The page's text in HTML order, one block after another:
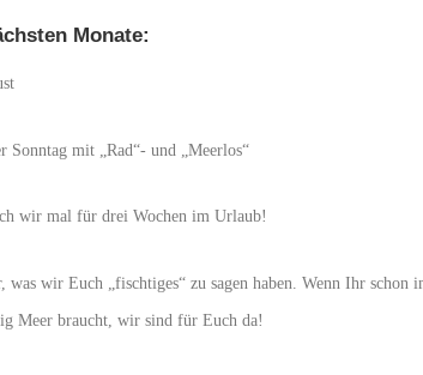
Monate:
Sonntag mit „Rad“- und „Meerlos“
wir mal für drei Wochen im Urlaub!
was wir Euch „fischtiges“ zu sagen haben. Wenn Ihr
Meer braucht, wir sind für Euch da!